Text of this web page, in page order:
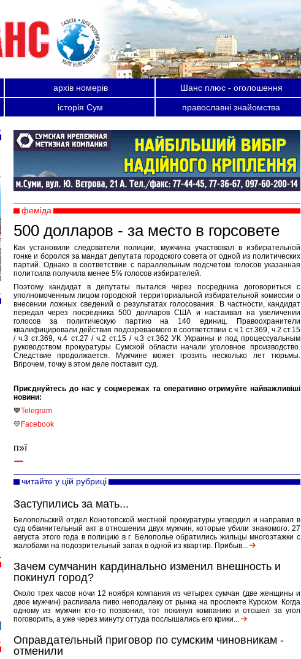
архів номерів Шанс плюс - оголошення
історія Сум православні знайомства
феміда
500 долларов - за место в горсовете
Как установили следователи полиции, мужчина участвовал в избирательной
гонке и боролся за мандат депутата городского совета от одной из политических
партий. Однако в соответствии с параллельным подсчетом голосов указанная
политсила получила менее 5% голосов избирателей.
Поэтому кандидат в депутаты пытался через посредника договориться с
уполномоченным лицом городской территориальной избирательной комиссии о
внесении ложных сведений о результатах голосования. В частности, кандидат
передал через посредника 500 долларов США и настаивал на увеличении
голосов за политическую партию на 140 единиц. Правоохранители
квалифицировали действия подозреваемого в соответствии с ч.1 ст.369, ч.2 ст.15
/ ч.3 ст.369, ч.4 ст.27 / ч.2 ст.15 / ч.3 ст.362 УК Украины и под процессуальным
руководством прокуратуры Сумской области начали уголовное производство.
Следствие продолжается. Мужчине может грозить несколько лет тюрьмы.
Впрочем, точку в этом деле поставит суд.
Приєднуйтесь до нас у соцмережах та оперативно отримуйте найважливіші
новини:
💙Telegram
💛 Facebook
п»ї
читайте у цій рубриці
Заступились за мать...
Белопольский отдел Конотопской местной прокуратуры утвердил и направил в
суд обвинительный акт в отношении двух мужчин, которые убили знакомого. 27
августа этого года в полицию в г. Белополье обратились жильцы многоэтажки с
жалобами на подозрительный запах в одной из квартир. Прибыв...
Зачем сумчанин кардинально изменил внешность и
покинул город?
Около трех часов ночи 12 ноября компания из четырех сумчан (две женщины и
двое мужчин) распивала пиво неподалеку от рынка на проспекте Курском. Когда
одному из мужчин кто-то позвонил, тот покинул компанию и отошел за угол
поговорить, а уже через минуту оттуда послышались его крики...
Оправдательный приговор по сумским чиновникам -
отменили